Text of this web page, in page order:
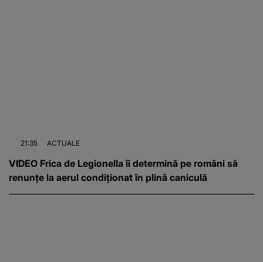
21:35 ACTUALE
VIDEO Frica de Legionella îi determină pe români să
renunțe la aerul condiționat în plină caniculă